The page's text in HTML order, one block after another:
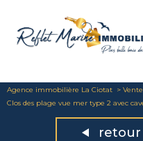
Agence immobilière La Ciotat Vente
Clos des plage vue mer type 2 avec
retour